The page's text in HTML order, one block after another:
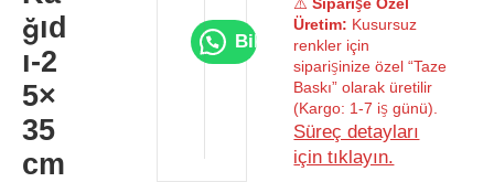
ğıd
ı-2
5×
35
cm
Bilgi Al
Üretim: Kusursuz
renkler için
siparişinize özel “Taze
Baskı” olarak üretilir
(Kargo: 1-7 iş günü).
Süreç detayları
için tıklayın.